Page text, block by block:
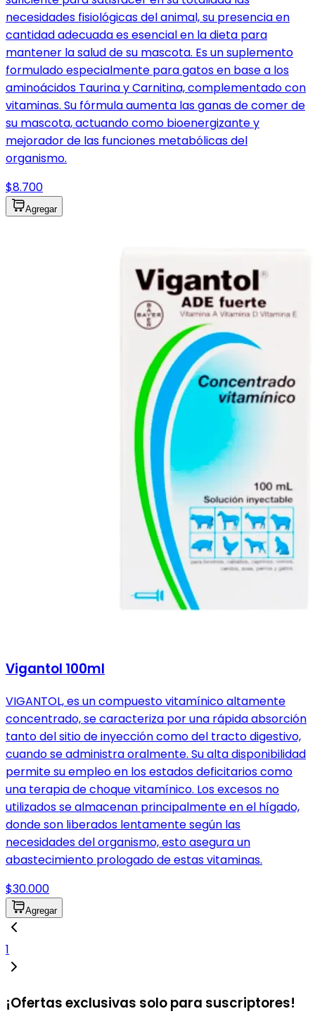
necesidades fisiológicas del animal, su presencia en
cantidad adecuada es esencial en la dieta para
mantener la salud de su mascota. Es un suplemento
formulado especialmente para gatos en base a los
aminoácidos Taurina y Carnitina, complementado con
vitaminas. Su fórmula aumenta las ganas de comer de
su mascota, actuando como bioenergizante y
mejorador de las funciones metabólicas del
organismo.
$8.700
Agregar
Vigantol 100ml
VIGANTOL, es un compuesto vitamínico altamente
concentrado, se caracteriza por una rápida absorción
tanto del sitio de inyección como del tracto digestivo,
cuando se administra oralmente. Su alta disponibilidad
permite su empleo en los estados deficitarios como
una terapia de choque vitamínico. Los excesos no
utilizados se almacenan principalmente en el hígado,
donde son liberados lentamente según las
necesidades del organismo, esto asegura un
abastecimiento prologado de estas vitaminas.
$30.000
Agregar
1
¡Ofertas exclusivas solo para suscriptores!